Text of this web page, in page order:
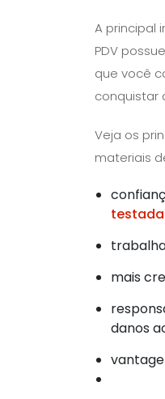
A principal
PDV
que você
conquistar
Veja os
materiais
mais
danos